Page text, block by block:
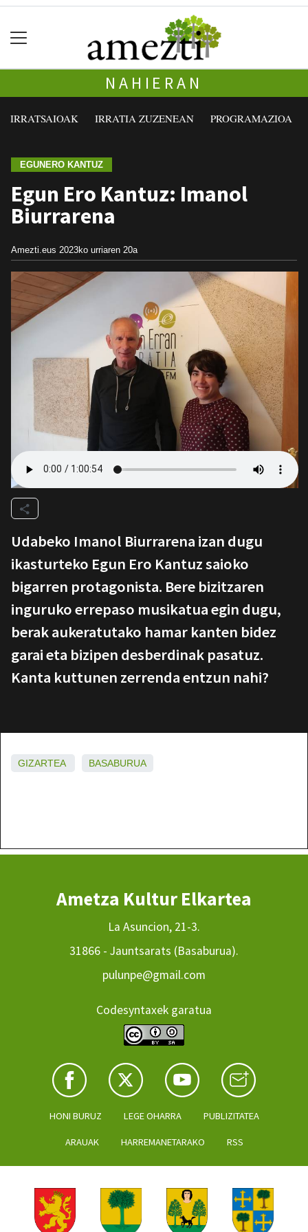
NAHIERAN
IRRATSAIOAK IRRATIA ZUZENEAN PROGRAMAZIOA
EGUNERO KANTUZ
Egun Ero Kantuz: Imanol
Biurrarena
Amezti.eus 2023ko urriaren 20a
Udabeko Imanol Biurrarena izan dugu
ikasturteko Egun Ero Kantuz saioko
bigarren protagonista. Bere bizitzaren
inguruko errepaso musikatua egin dugu,
berak aukeratutako hamar kanten bidez
garai eta bizipen desberdinak pasatuz.
Kanta kuttunen zerrenda entzun nahi?
GIZARTEA BASABURUA
Ametza Kultur Elkartea
La Asuncion, 21-3.
31866 - Jauntsarats (Basaburua).
pulunpe@gmail.com
Codesyntaxek garatua
HONI BURUZ LEGE OHARRA PUBLIZITATEA
ARAUAK HARREMANETARAKO RSS